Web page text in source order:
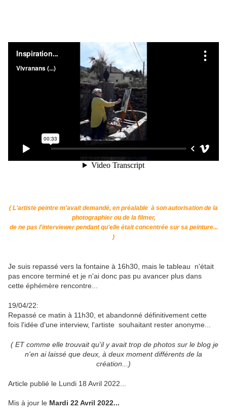
( L'artiste peintre m'avait demandé, en préalable à son autorisation de la
photographier ou de la filmer,
de ne pas l'interviewer pendant qu'elle était concentrée sur sa peinture...
)
Je suis repassé vers la fontaine à 16h30, mais le tableau n'était
pas encore terminé et je n'ai donc pas pu avancer plus dans
cette éphémère rencontre...
19/04/22:
Repassé ce matin à 11h30, et abandonné définitivement cette
fois l'idée d'une interview, l'artiste souhaitant rester anonyme...
( ET comme elle trouvait qu'il y avait trop de photos sur le blog je
n'en ai laissé que deux, à deux moment différents de la
création...)
Article publié le Lundi 18 Avril 2022...
Mis à jour le Mardi 22 Avril 2022...